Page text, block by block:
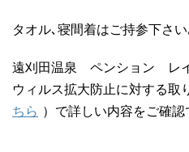
タオル､寝間着はご持参下さ
遠刈田温泉 ペンション レ
ウィルス拡大防止に対する取
ちら ）で詳しい内容をご確認